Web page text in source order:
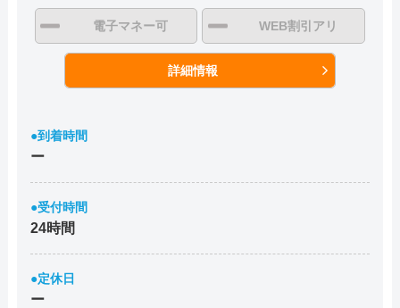
電子マネー可 WEB割引アリ
詳細情報
●到着時間
ー
●受付時間
24時間
●定休日
ー